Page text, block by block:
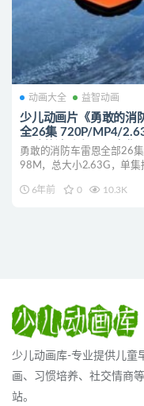
动画大全 益智动画
少儿动画片《勇敢的消
全26集 720P/MP4/
勇敢的消防车雷恩全集
勇敢的消防车雷恩全部26
98M，总大小2.63G，单集
6年前
0 10.3K
少儿动画库-专业提供儿童
画、习惯培养、社交情商
站。